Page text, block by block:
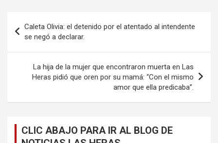
de
entradas
Caleta Olivia: el detenido por el atentado al intendente
se negó a declarar.
La hija de la mujer que encontraron muerta en Las
Heras pidió que oren por su mamá: “Con el mismo
amor que ella predicaba”.
CLIC ABAJO PARA IR AL BLOG DE